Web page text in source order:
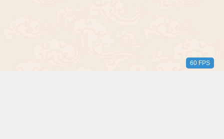
60 FPS